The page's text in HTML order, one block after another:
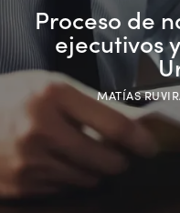
Proceso de
ejecutivos
MATÍAS